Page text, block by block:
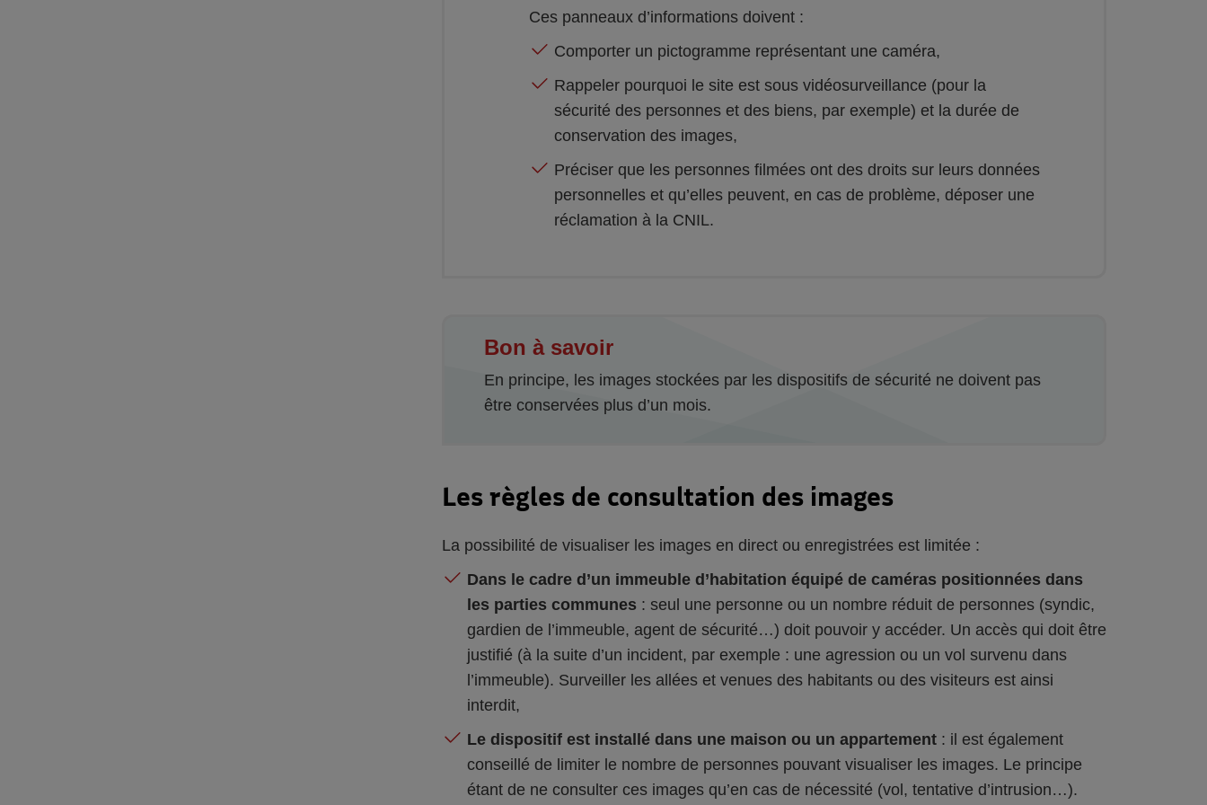
Ces panneaux d’informations doivent :
Comporter un pictogramme représentant une caméra,
Rappeler pourquoi le site est sous vidéosurveillance (pour la
sécurité des personnes et des biens, par exemple) et la durée de
conservation des images,
Préciser que les personnes filmées ont des droits sur leurs données
personnelles et qu’elles peuvent, en cas de problème, déposer une
réclamation à la CNIL.
Bon à savoir
En principe, les images stockées par les dispositifs de sécurité ne doivent pas
être conservées plus d’un mois.
Les règles de consultation des images
La possibilité de visualiser les images en direct ou enregistrées est limitée :
Dans le cadre d’un immeuble d’habitation équipé de caméras positionnées dans
les parties communes : seul une personne ou un nombre réduit de personnes (syndic,
gardien de l’immeuble, agent de sécurité…) doit pouvoir y accéder. Un accès qui doit être
justifié (à la suite d’un incident, par exemple : une agression ou un vol survenu dans
l’immeuble). Surveiller les allées et venues des habitants ou des visiteurs est ainsi
interdit,
Le dispositif est installé dans une maison ou un appartement : il est également
conseillé de limiter le nombre de personnes pouvant visualiser les images. Le principe
étant de ne consulter ces images qu’en cas de nécessité (vol, tentative d’intrusion…).